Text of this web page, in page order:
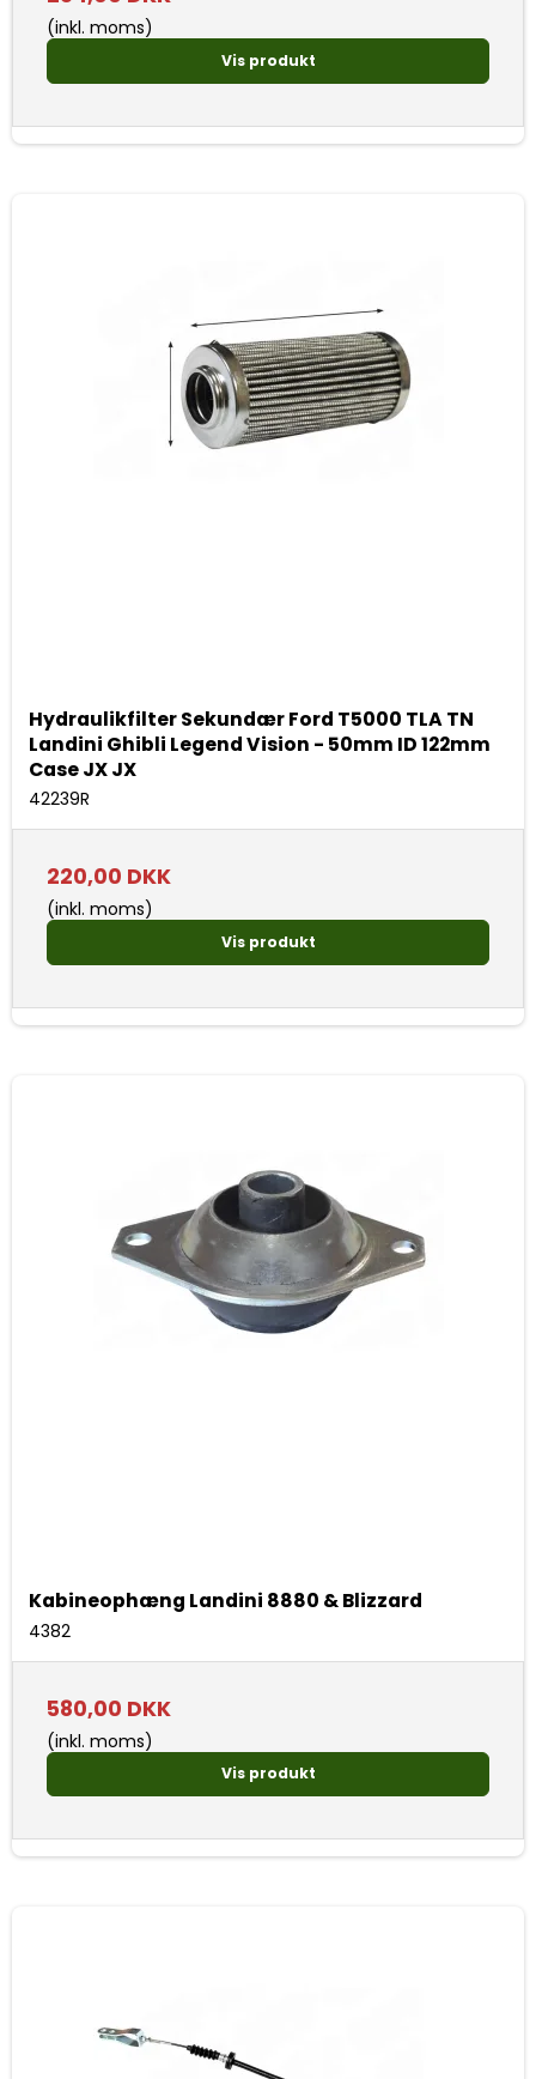
(inkl. moms)
Vis produkt
Hydraulikfilter Sekundær Ford T5000 TLA TN
Landini Ghibli Legend Vision - 50mm ID 122mm
Case JX JX
42239R
220,00 DKK
(inkl. moms)
Vis produkt
Kabineophæng Landini 8880 & Blizzard
4382
580,00 DKK
(inkl. moms)
Vis produkt